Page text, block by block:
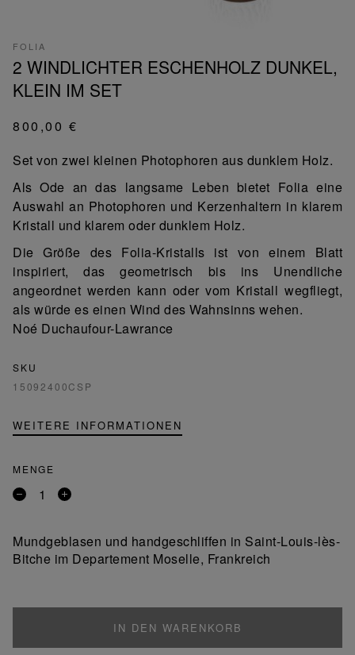
FOLIA
2 WINDLICHTER ESCHENHOLZ DUNKEL,
KLEIN IM SET
800,00 €
Set von zwei kleinen Photophoren aus dunklem Holz.
Als Ode an das langsame Leben bietet Folia eine
Auswahl an Photophoren und Kerzenhaltern in klarem
Kristall und klarem oder dunklem Holz.
Die Größe des Folia-Kristalls ist von einem Blatt
inspiriert, das geometrisch bis ins Unendliche
angeordnet werden kann oder vom Kristall wegfliegt,
als würde es einen Wind des Wahnsinns wehen.
Noé Duchaufour-Lawrance
SKU
15092400CSP
WEITERE INFORMATIONEN
MENGE
Entfernen
Produkt
Ein
Mundgeblasen und handgeschliffen in Saint-Louis-lès-
Bitche im Departement Moselle, Frankreich
IN DEN WARENKORB